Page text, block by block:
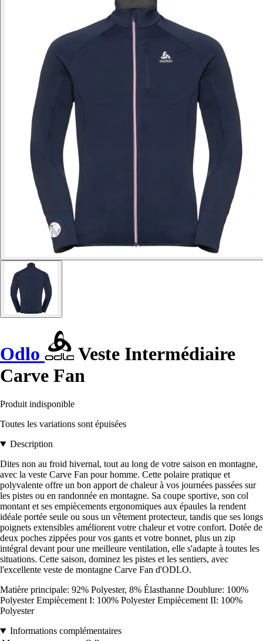
Odlo
Veste Intermédiaire
Carve Fan
Produit indisponible
Toutes les variations sont épuisées
Description
Dites non au froid hivernal, tout au long de votre saison en montagne,
avec la veste Carve Fan pour homme. Cette polaire pratique et
polyvalente offre un bon apport de chaleur à vos journées passées sur
les pistes ou en randonnée en montagne. Sa coupe sportive, son col
montant et ses empiècements ergonomiques aux épaules la rendent
idéale portée seule ou sous un vêtement protecteur, tandis que ses longs
poignets extensibles améliorent votre chaleur et votre confort. Dotée de
deux poches zippées pour vos gants et votre bonnet, plus un zip
intégral devant pour une meilleure ventilation, elle s'adapte à toutes les
situations. Cette saison, dominez les pistes et les sentiers, avec
l'excellente veste de montagne Carve Fan d'ODLO.
Matière principale: 92% Polyester, 8% Élasthanne Doublure: 100%
Polyester Empiècement I: 100% Polyester Empiècement II: 100%
Polyester
Informations complémentaires